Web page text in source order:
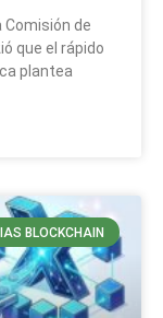
Comisión de
que el rápido
plantea
BLOCKCHAIN